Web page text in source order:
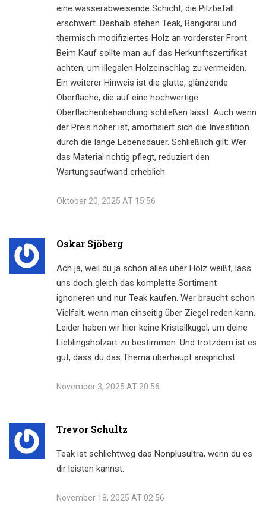
eine wasserabweisende Schicht, die Pilzbefall
erschwert. Deshalb stehen Teak, Bangkirai und
thermisch modifiziertes Holz an vorderster Front.
Beim Kauf sollte man auf das Herkunftszertifikat
achten, um illegalen Holzeinschlag zu vermeiden.
Ein weiterer Hinweis ist die glatte, glänzende
Oberfläche, die auf eine hochwertige
Oberflächenbehandlung schließen lässt. Auch wenn
der Preis höher ist, amortisiert sich die Investition
durch die lange Lebensdauer. Schließlich gilt: Wer
das Material richtig pflegt, reduziert den
Wartungsaufwand erheblich.
Oktober 20, 2025 AT 15:56
Oskar Sjöberg
Ach ja, weil du ja schon alles über Holz weißt, lass
uns doch gleich das komplette Sortiment
ignorieren und nur Teak kaufen. Wer braucht schon
Vielfalt, wenn man einseitig über Ziegel reden kann.
Leider haben wir hier keine Kristallkugel, um deine
Lieblingsholzart zu bestimmen. Und trotzdem ist es
gut, dass du das Thema überhaupt ansprichst.
November 3, 2025 AT 20:56
Trevor Schultz
Teak ist schlichtweg das Nonplusultra, wenn du es
dir leisten kannst.
November 18, 2025 AT 02:56